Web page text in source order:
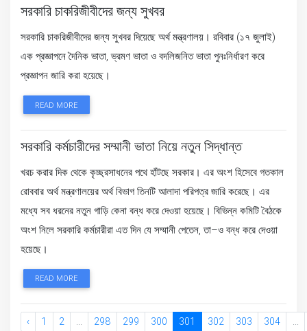
সরকারি চাকরিজীবীদের জন্য সুখবর
সরকারি চাকরিজীবীদের জন্য সুখবর দিয়েছে অর্থ মন্ত্রণালয়। রবিবার (১৭ জুলাই)
এক প্রজ্ঞাপনে দৈনিক ভাতা, ভ্রমণ ভাতা ও বদলিজনিত ভাতা পুনঃনির্ধারণ করে
প্রজ্ঞাপন জারি করা হয়েছে।
READ MORE
সরকারি কর্মচারীদের সম্মানী ভাতা নিয়ে নতুন সিদ্ধান্ত
খরচ করার দিক থেকে কৃচ্ছ্রসাধনের পথে হাঁটছে সরকার। এর অংশ হিসেবে গতকাল
রোববার অর্থ মন্ত্রণালয়ের অর্থ বিভাগ তিনটি আলাদা পরিপত্র জারি করেছে। এর
মধ্যে সব ধরনের নতুন গাড়ি কেনা বন্ধ করে দেওয়া হয়েছে। বিভিন্ন কমিটি বৈঠকে
অংশ নিলে সরকারি কর্মচারীরা এত দিন যে সম্মানী পেতেন, তা–ও বন্ধ করে দেওয়া
হয়েছে।
READ MORE
‹ 1 2 ... 298 299 300 301 302 303 304 ...